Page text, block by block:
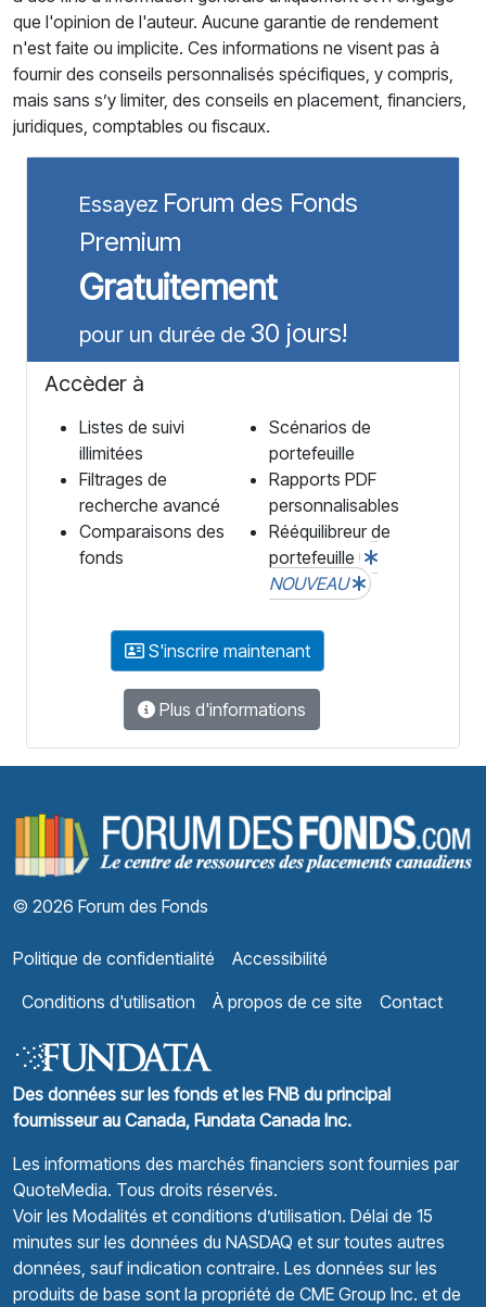
que l'opinion de l'auteur. Aucune garantie de rendement
n'est faite ou implicite. Ces informations ne visent pas à
fournir des conseils personnalisés spécifiques, y compris,
mais sans s’y limiter, des conseils en placement, financiers,
juridiques, comptables ou fiscaux.
Essayez Forum des Fonds
Premium
Gratuitement
pour un durée de 30 jours!
Accèder à
Listes de suivi
illimitées
Filtrages de
recherche avancé
Comparaisons des
fonds
Scénarios de
portefeuille
Rapports PDF
personnalisables
Rééquilibreur de
portefeuille
NOUVEAU
S'inscrire maintenant
Plus d'informations
© 2026 Forum des Fonds
Politique de confidentialité
Accessibilité
Conditions d'utilisation
À propos de ce site Contact
Des données sur les fonds et les FNB du principal
fournisseur au Canada, Fundata Canada Inc.
Les informations des marchés financiers sont fournies par
QuoteMedia. Tous droits réservés.
Voir les Modalités et conditions d’utilisation. Délai de 15
minutes sur les données du NASDAQ et sur toutes autres
données, sauf indication contraire. Les données sur les
produits de base sont la propriété de CME Group Inc. et de